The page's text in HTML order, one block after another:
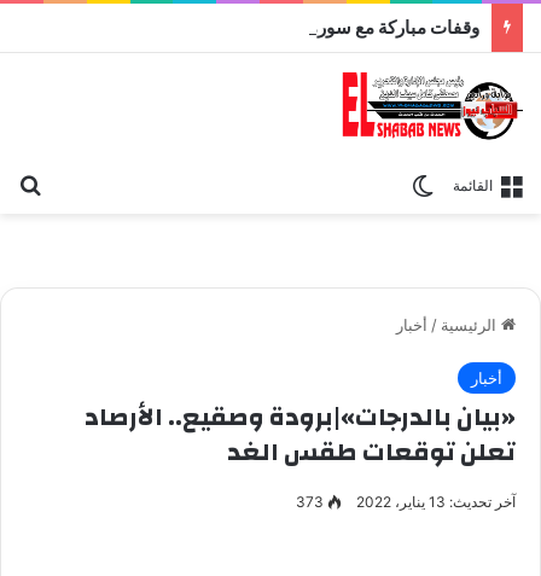
القائمة
الرئيسية / أخبار
أخبار
«بيان بالدرجات»|برودة وصقيع.. الأرصاد
تعلن توقعات طقس الغد
آخر تحديث: 13 يناير، 2022 373